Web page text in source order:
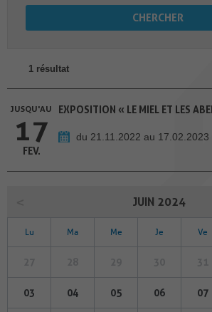
1 résultat
JUSQU'AU
17
FEV.
EXPOSITION « LE MIEL ET LES
du 21.11.2022 au 17.02.2023
JUIN 2024
Lu Ma Me Je Ve
03 04 05 06 07